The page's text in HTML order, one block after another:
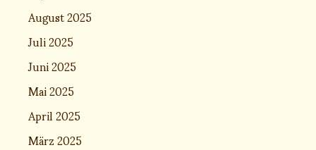
August 2025
Juli 2025
Juni 2025
Mai 2025
April 2025
März 2025